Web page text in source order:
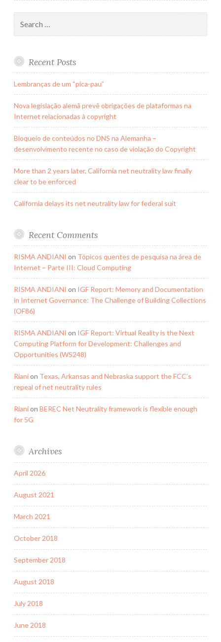
for:
Recent Posts
Lembranças de um “pica-pau”
Nova legislação alemã prevê obrigações de plataformas na
Internet relacionadas à copyright
Bloqueio de conteúdos no DNS na Alemanha –
desenvolvimento recente no caso de violação do Copyright
More than 2 years later, California net neutrality law finally
clear to be enforced
California delays its net neutrality law for federal suit
Recent Comments
RISMA ANDIANI on Tópicos quentes de pesquisa na área de
Internet – Parte III: Cloud Computing
RISMA ANDIANI on IGF Report: Memory and Documentation
in Internet Governance: The Challenge of Building Collections
(OF86)
RISMA ANDIANI on IGF Report: Virtual Reality is the Next
Computing Platform for Development: Challenges and
Opportunities (WS248)
Rianion Texas, Arkansas and Nebraska support the FCC’s
repeal of net neutrality rules
Rianion BEREC Net Neutrality framework is flexible enough
for 5G
Archives
April 2026
August 2021
March 2021
October 2018
September 2018
August 2018
July 2018
June 2018